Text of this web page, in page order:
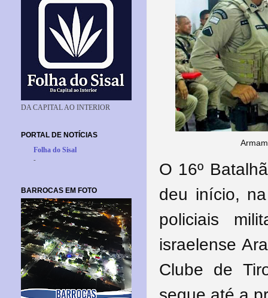
O 16º
deu início,
policiais
israelense
Clube de
DA CAPITAL AO INTERIOR
PORTAL DE NOTÍCIAS
Folha do Sisal
-
BARROCAS EM FOTO